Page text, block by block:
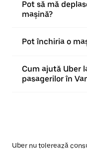
Pot să mă
mașină?
Pot închiria o
Cum ajută Uber
pasagerilor în
Uber nu tolerează